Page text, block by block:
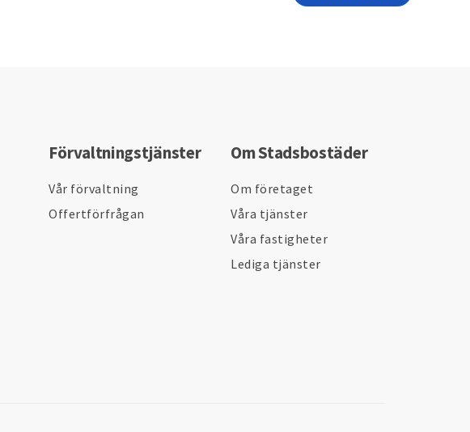
Förvaltningstjänster
Vår förvaltning
Offertförfrågan
Om Stadsbostäder
Om företaget
Våra tjänster
Våra fastigheter
Lediga tjänster